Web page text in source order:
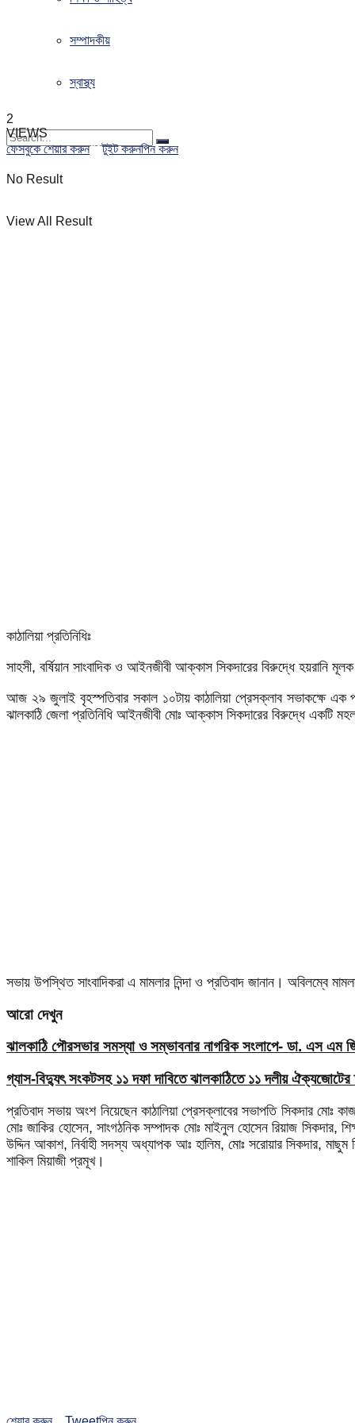
সম্পাদকীয়
স্বাস্থ্য
No Result
View All Result
2
VIEWS
ফেসবুকে শেয়ার করুন
টুইট করুনপিন করুন
কাঠালিয়া প্রতিনিধিঃ
সাহসী, বর্ষিয়ান সাংবাদিক ও আইনজীবী আক্কাস সিকদারের বিরুদ্ধে হয়রানি
আজ ২৯ জুলাই বৃহস্পতিবার সকাল ১০টায় কাঠালিয়া প্রেসক্লাব সভাকক্ষে এক
ঝালকাঠি জেলা প্রতিনিধি আইনজীবী মোঃ আক্কাস সিকদারের বিরুদ্ধে একটি
সভায় উপস্থিত সাংবাদিকরা এ মামলার নিন্দা ও প্রতিবাদ জানান। অবিলম্বে
আরো দেখুন
ঝালকাঠি পৌরসভার সমস্যা ও সম্ভাবনার নাগরিক সংলাপে- ডা. এস এম
গ্যাস-বিদ্যুৎ সংকটসহ ১১ দফা দাবিতে ঝালকাঠিতে ১১ দলীয় ঐক্যজোটের
প্রতিবাদ সভায় অংশ নিয়েছেন কাঠালিয়া প্রেসক্লাবের সভাপতি সিকদার
মোঃ জাকির হোসেন, সাংগঠনিক সম্পাদক মোঃ মাইনুল হোসেন রিয়াজ সিকদার,
উদ্দিন আকাশ, নির্বাহী সদস্য অধ্যাপক আঃ হালিম, মোঃ সরোয়ার সিকদার,
শাকিল মিয়াজী প্রমূখ।